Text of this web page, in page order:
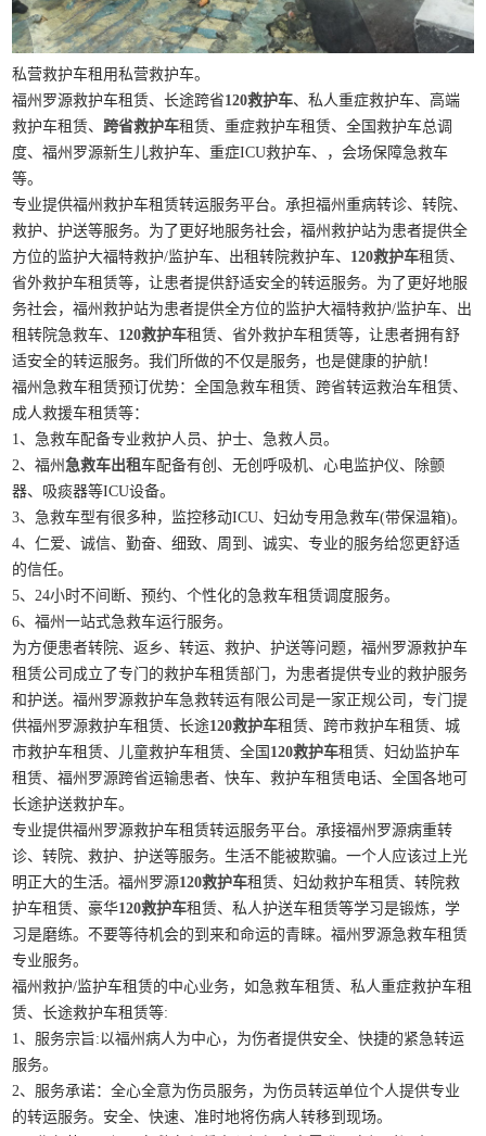
私营救护车租用私营救护车。
福州罗源救护车租赁、长途跨省120救护车、私人重症救护车、高端
救护车租赁、跨省救护车租赁、重症救护车租赁、全国救护车总调
度、福州罗源新生儿救护车、重症ICU救护车、，会场保障急救车
等。
专业提供福州救护车租赁转运服务平台。承担福州重病转诊、转院、
救护、护送等服务。为了更好地服务社会，福州救护站为患者提供全
方位的监护大福特救护/监护车、出租转院救护车、 120救护车租赁、
省外救护车租赁等，让患者提供舒适安全的转运服务。为了更好地服
务社会，福州救护站为患者提供全方位的监护大福特救护/监护车、出
租转院急救车、 120救护车租赁、省外救护车租赁等，让患者拥有舒
适安全的转运服务。我们所做的不仅是服务，也是健康的护航！
福州急救车租赁预订优势：全国急救车租赁、跨省转运救治车租赁、
成人救援车租赁等：
1、急救车配备专业救护人员、护士、急救人员。
2、福州急救车出租车配备有创、无创呼吸机、心电监护仪、除颤
器、吸痰器等ICU设备。
3、急救车型有很多种，监控移动ICU、妇幼专用急救车(带保温箱)。
4、仁爱、诚信、勤奋、细致、周到、诚实、专业的服务给您更舒适
的信任。
5、24小时不间断、预约、个性化的急救车租赁调度服务。
6、福州一站式急救车运行服务。
为方便患者转院、返乡、转运、救护、护送等问题，福州罗源救护车
租赁公司成立了专门的救护车租赁部门，为患者提供专业的救护服务
和护送。福州罗源救护车急救转运有限公司是一家正规公司，专门提
供福州罗源救护车租赁、长途120救护车租赁、跨市救护车租赁、城
市救护车租赁、儿童救护车租赁、全国 120救护车租赁、妇幼监护车
租赁、福州罗源跨省运输患者、快车、救护车租赁电话、全国各地可
长途护送救护车。
专业提供福州罗源救护车租赁转运服务平台。承接福州罗源病重转
诊、转院、救护、护送等服务。生活不能被欺骗。一个人应该过上光
明正大的生活。福州罗源120救护车租赁、妇幼救护车租赁、转院救
护车租赁、豪华120救护车租赁、私人护送车租赁等学习是锻炼，学
习是磨练。不要等待机会的到来和命运的青睐。福州罗源急救车租赁
专业服务。
福州救护/监护车租赁的中心业务，如急救车租赁、私人重症救护车租
赁、长途救护车租赁等:
1、服务宗旨:以福州病人为中心，为伤者提供安全、快捷的紧急转运
服务。
2、服务承诺：全心全意为伤员服务，为伤员转运单位个人提供专业
的转运服务。安全、快速、准时地将伤病人转移到现场。